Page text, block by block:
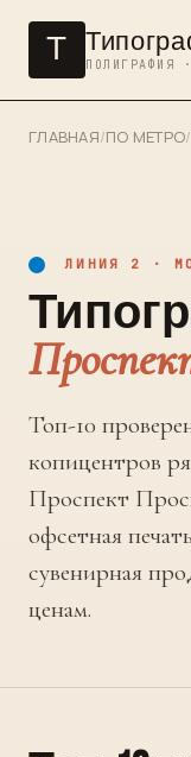
Т ПОЛИГРАФИЯ
ГЛАВНАЯ/ПО МЕТРО/
ЛИНИЯ 2 ·
Топ-10
копицентров
Проспект
офсетная
сувенирная
ценам.